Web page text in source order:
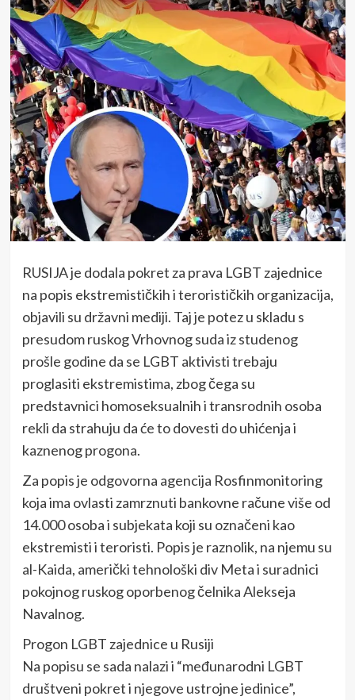
RUSIJA je dodala pokret za prava LGBT zajednice
na popis ekstremističkih i terorističkih organizacija,
objavili su državni mediji. Taj je potez u skladu s
presudom ruskog Vrhovnog suda iz studenog
prošle godine da se LGBT aktivisti trebaju
proglasiti ekstremistima, zbog čega su
predstavnici homoseksualnih i transrodnih osoba
rekli da strahuju da će to dovesti do uhićenja i
kaznenog progona.
Za popis je odgovorna agencija Rosfinmonitoring
koja ima ovlasti zamrznuti bankovne račune više od
14.000 osoba i subjekata koji su označeni kao
ekstremisti i teroristi. Popis je raznolik, na njemu su
al-Kaida, američki tehnološki div Meta i suradnici
pokojnog ruskog oporbenog čelnika Alekseja
Navalnog.
Progon LGBT zajednice u Rusiji
Na popisu se sada nalazi i “međunarodni LGBT
društveni pokret i njegove ustrojne jedinice”,